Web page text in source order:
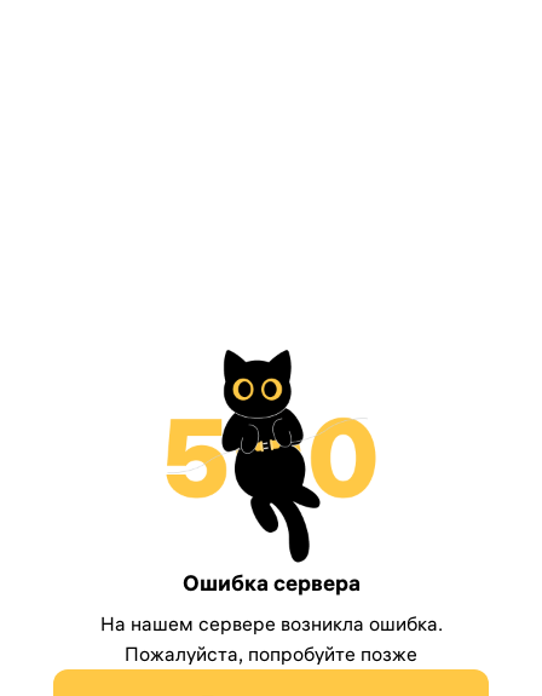
Ошибка сервера
На нашем сервере возникла ошибка.
Пожалуйста, попробуйте позже